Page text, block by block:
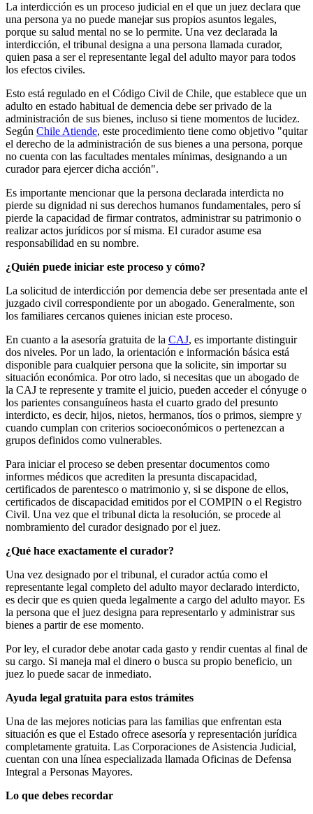
La interdicción es un proceso judicial en el que un juez declara que
una persona ya no puede manejar sus propios asuntos legales,
porque su salud mental no se lo permite. Una vez declarada la
interdicción, el tribunal designa a una persona llamada curador,
quien pasa a ser el representante legal del adulto mayor para todos
los efectos civiles.
Esto está regulado en el Código Civil de Chile, que establece que un
adulto en estado habitual de demencia debe ser privado de la
administración de sus bienes, incluso si tiene momentos de lucidez.
Según Chile Atiende, este procedimiento tiene como objetivo "quitar
el derecho de la administración de sus bienes a una persona, porque
no cuenta con las facultades mentales mínimas, designando a un
curador para ejercer dicha acción".
Es importante mencionar que la persona declarada interdicta no
pierde su dignidad ni sus derechos humanos fundamentales, pero sí
pierde la capacidad de firmar contratos, administrar su patrimonio o
realizar actos jurídicos por sí misma. El curador asume esa
responsabilidad en su nombre.
¿Quién puede iniciar este proceso y cómo?
La solicitud de interdicción por demencia debe ser presentada ante el
juzgado civil correspondiente por un abogado. Generalmente, son
los familiares cercanos quienes inician este proceso.
En cuanto a la asesoría gratuita de la CAJ, es importante distinguir
dos niveles. Por un lado, la orientación e información básica está
disponible para cualquier persona que la solicite, sin importar su
situación económica. Por otro lado, si necesitas que un abogado de
la CAJ te represente y tramite el juicio, pueden acceder el cónyuge o
los parientes consanguíneos hasta el cuarto grado del presunto
interdicto, es decir, hijos, nietos, hermanos, tíos o primos, siempre y
cuando cumplan con criterios socioeconómicos o pertenezcan a
grupos definidos como vulnerables.
Para iniciar el proceso se deben presentar documentos como
informes médicos que acrediten la presunta discapacidad,
certificados de parentesco o matrimonio y, si se dispone de ellos,
certificados de discapacidad emitidos por el COMPIN o el Registro
Civil. Una vez que el tribunal dicta la resolución, se procede al
nombramiento del curador designado por el juez.
¿Qué hace exactamente el curador?
Una vez designado por el tribunal, el curador actúa como el
representante legal completo del adulto mayor declarado interdicto,
es decir que es quien queda legalmente a cargo del adulto mayor. Es
la persona que el juez designa para representarlo y administrar sus
bienes a partir de ese momento.
Por ley, el curador debe anotar cada gasto y rendir cuentas al final de
su cargo. Si maneja mal el dinero o busca su propio beneficio, un
juez lo puede sacar de inmediato.
Ayuda legal gratuita para estos trámites
Una de las mejores noticias para las familias que enfrentan esta
situación es que el Estado ofrece asesoría y representación jurídica
completamente gratuita. Las Corporaciones de Asistencia Judicial,
cuentan con una línea especializada llamada Oficinas de Defensa
Integral a Personas Mayores.
Lo que debes recordar